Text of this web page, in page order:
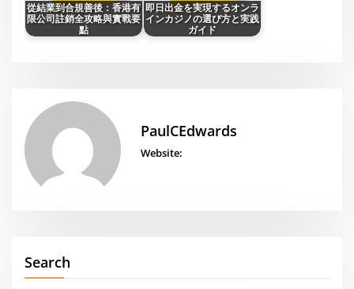
從結業到合規善後：香港有
限公司註銷全攻略與實戰要
點
即日出金を実現するオンラ
インカジノの選び方と実践
ガイド
PaulCEdwards
Website:
Search